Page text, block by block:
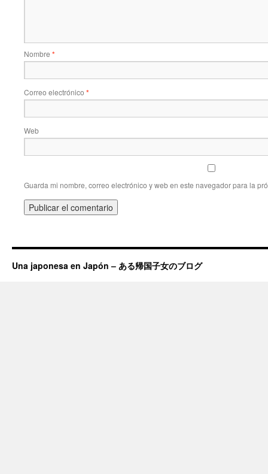
Nombre *
Correo electrónico *
Web
Guarda mi nombre, correo electrónico y web en este navegador para la
Una japonesa en Japón – ある帰国子女のブログ